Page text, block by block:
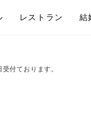
レストラン 結
付ております。